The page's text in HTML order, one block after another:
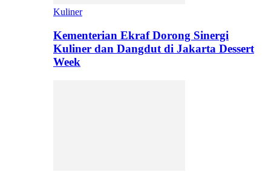
Kuliner
Kementerian Ekraf Dorong Sinergi
Kuliner dan Dangdut di Jakarta Dessert
Week